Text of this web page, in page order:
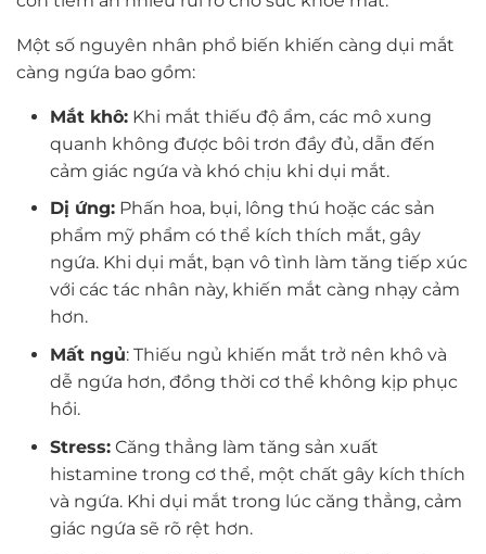
Một số nguyên nhân phổ biến khiến càng dụi mắt
càng ngứa bao gồm:
Mắt khô:Khi mắt thiếu độ ẩm, các mô xung
quanh không được bôi trơn đầy đủ, dẫn đến
cảm giác ngứa và khó chịu khi dụi mắt.
Dị ứng:Phấn hoa, bụi, lông thú hoặc các sản
phẩm mỹ phẩm có thể kích thích mắt, gây
ngứa. Khi dụi mắt, bạn vô tình làm tăng tiếp xúc
với các tác nhân này, khiến mắt càng nhạy cảm
hơn.
Mất ngủ: Thiếu ngủ khiến mắt trở nên khô và
dễ ngứa hơn, đồng thời cơ thể không kịp phục
hồi.
Stress:Căng thẳng làm tăng sản xuất
histamine trong cơ thể, một chất gây kích thích
và ngứa. Khi dụi mắt trong lúc căng thẳng, cảm
giác ngứa sẽ rõ rệt hơn.